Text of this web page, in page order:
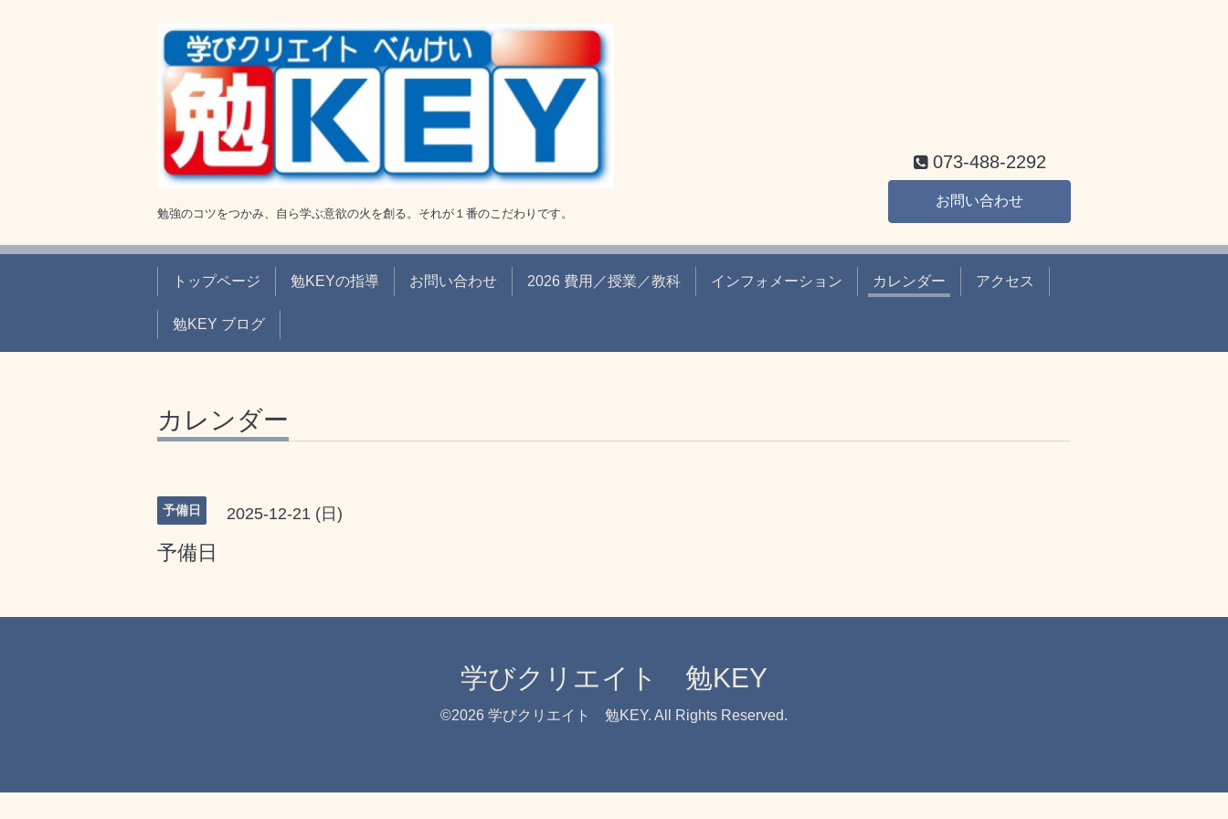
勉強のコツをつかみ、自ら学ぶ意欲の火を創る。それが１番のこだわりです。
073-488-2292
お問い合わせ
トップページ 勉KEYの指導 お問い合わせ 2026 費用／授業／教科 インフォメーション カレンダー アクセス
勉KEY ブログ
カレンダー
予備日 2025-12-21 (日)
予備日
学びクリエイト 勉KEY
©2026 学びクリエイト 勉KEY. All Rights Reserved.